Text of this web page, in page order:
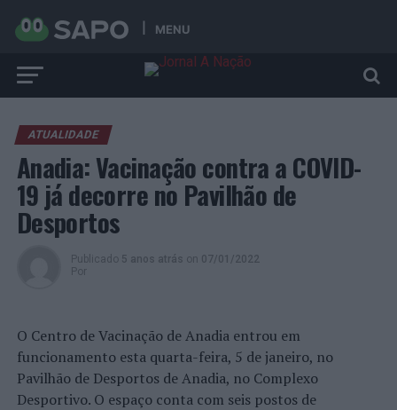
MENU
ATUALIDADE
Anadia: Vacinação contra a COVID-
19 já decorre no Pavilhão de
Desportos
Publicado 5 anos atrás on 07/01/2022
Por
O Centro de Vacinação de Anadia entrou em
funcionamento esta quarta-feira, 5 de janeiro, no
Pavilhão de Desportos de Anadia, no Complexo
Desportivo. O espaço conta com seis postos de